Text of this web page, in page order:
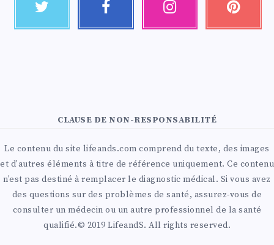
CLAUSE DE NON-RESPONSABILITÉ
Le contenu du site lifeands.com comprend du texte, des images
et d'autres éléments à titre de référence uniquement. Ce contenu
n'est pas destiné à remplacer le diagnostic médical. Si vous avez
des questions sur des problèmes de santé, assurez-vous de
consulter un médecin ou un autre professionnel de la santé
qualifié.© 2019 LifeandS. All rights reserved.